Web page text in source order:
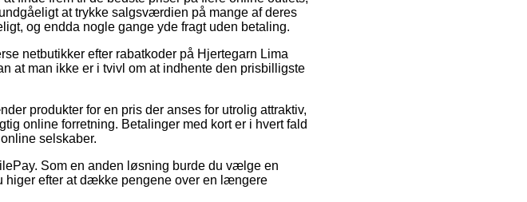
at trykke salgsværdien på mange af deres
og endda nogle gange yde fragt uden betaling.
netbutikker efter rabatkoder på Hjertegarn Lima
at man ikke er i tvivl om at indhente den prisbilligste
produkter for en pris der anses for utrolig attraktiv,
online forretning. Betalinger med kort er i hvert fald
selskaber.
Som en anden løsning burde du vælge en
higer efter at dække pengene over en længere